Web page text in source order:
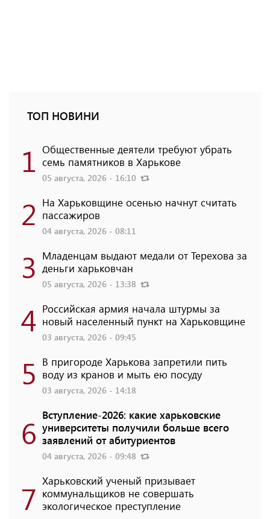
ТОП НОВИНИ
1 Общественные деятели требуют убрать
семь памятников в Харькове
05 августа, 2026 - 16:10
2 На Харьковщине осенью начнут считать
пассажиров
04 августа, 2026 - 08:11
3 Младенцам выдают медали от Терехова за
деньги харьковчан
05 августа, 2026 - 13:38
4 Российская армия начала штурмы за
новый населенный пункт на Харьковщине
03 августа, 2026 - 09:45
5 В пригороде Харькова запретили пить
воду из кранов и мыть ею посуду
03 августа, 2026 - 14:18
6 Вступление-2026: какие харьковские
университеты получили больше всего
заявлений от абитуриентов
04 августа, 2026 - 09:48
7 Харьковский ученый призывает
коммунальщиков не совершать
экологическое преступление